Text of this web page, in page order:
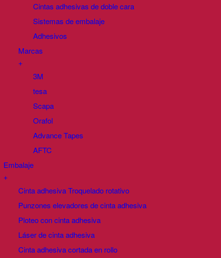
Cintas adhesivas de doble cara
Sistemas de embalaje
Adhesivos
Marcas
+
3M
tesa
Scapa
Orafol
Advance Tapes
AFTC
Embalaje
+
Cinta adhesiva Troquelado rotativo
Punzones elevadores de cinta adhesiva
Ploteo con cinta adhesiva
Láser de cinta adhesiva
Cinta adhesiva cortada en rollo